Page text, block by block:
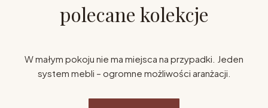
polecane kolekcje
W małym pokoju nie ma miejsca na przypadki. Jeden
system mebli – ogromne możliwości aranżacji.